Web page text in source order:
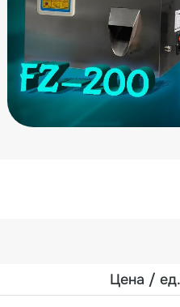
Доставка возможна во
Каждому покупателю
изготовителя и
обслуживание как в
период.
Цена / ед.